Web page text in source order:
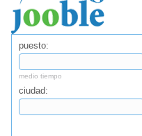
puesto:
medio tiempo
ciudad: